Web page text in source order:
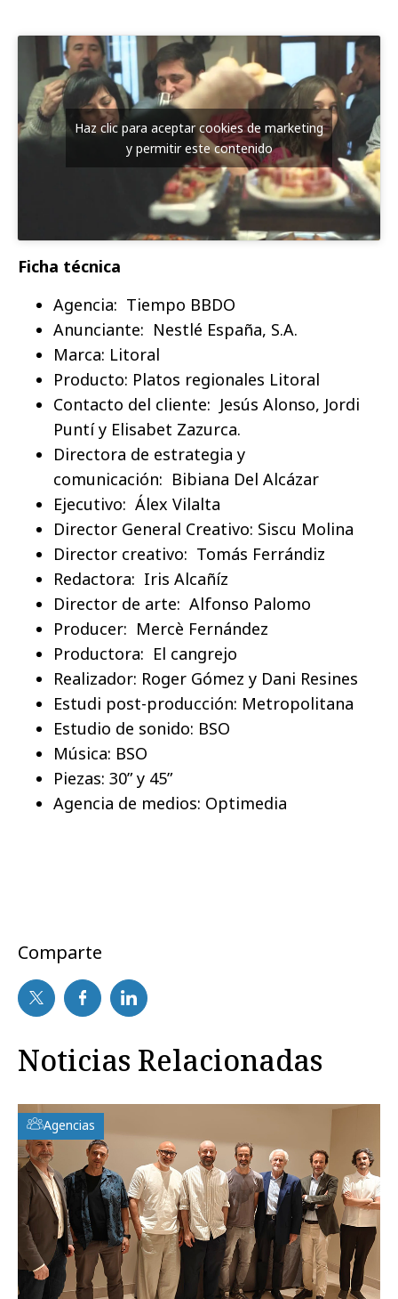
Haz clic para aceptar cookies de marketing
y permitir este contenido
Ficha técnica
Agencia: Tiempo BBDO
Anunciante: Nestlé España, S.A.
Marca: Litoral
Producto: Platos regionales Litoral
Contacto del cliente: Jesús Alonso, Jordi
Puntí y Elisabet Zazurca.
Directora de estrategia y
comunicación: Bibiana Del Alcázar
Ejecutivo: Álex Vilalta
Director General Creativo: Siscu Molina
Director creativo: Tomás Ferrándiz
Redactora: Iris Alcañíz
Director de arte: Alfonso Palomo
Producer: Mercè Fernández
Productora: El cangrejo
Realizador: Roger Gómez y Dani Resines
Estudi post-producción: Metropolitana
Estudio de sonido: BSO
Música: BSO
Piezas: 30” y 45”
Agencia de medios: Optimedia
Comparte
Noticias Relacionadas
Agencias